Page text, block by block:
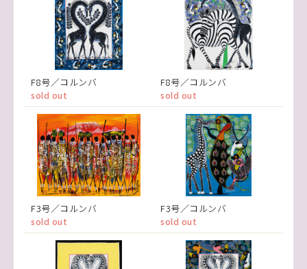
F8号／コルンバ
sold out
F8号／コルンバ
sold out
F3号／コルンバ
sold out
F3号／コルンバ
sold out